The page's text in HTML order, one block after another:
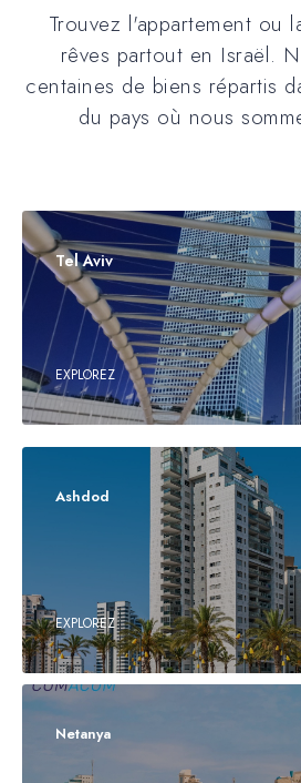
Trouvez l'appartement ou
rêves partout en Israël.
centaines de biens répartis
du pays où nous
Tel Aviv
EXPLOREZ
Ashdod
EXPLOREZ
Netanya